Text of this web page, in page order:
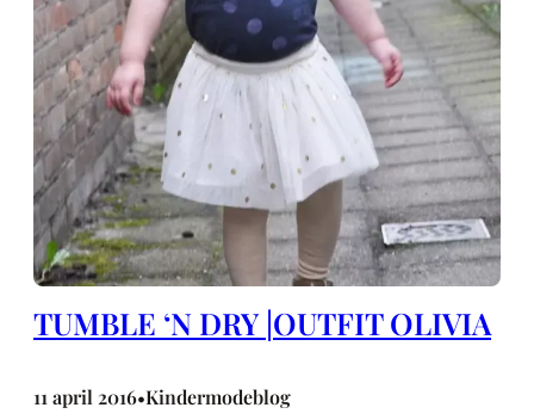
TUMBLE ‘N DRY |OUTFIT OLIVIA
11 april 2016•Kindermodeblog